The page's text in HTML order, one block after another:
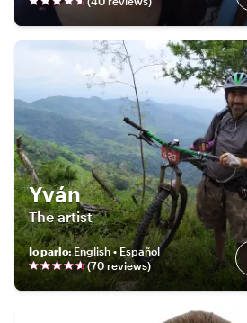
Yván
The artist
Io parlo:English • Español
(70 reviews)